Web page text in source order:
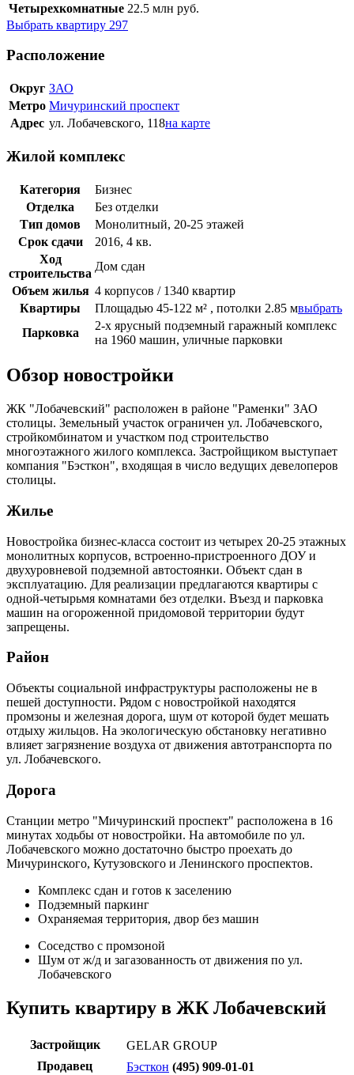
Четырехкомнатные 22.5 млн руб.
Выбрать квартиру 297
Расположение
Округ ЗАО
Метро Мичуринский проспект
Адрес ул. Лобачевского, 118на карте
Жилой комплекс
Категория
Бизнес
Отделка
Без отделки
Тип домов
Монолитный, 20-25 этажей
Срок сдачи
2016, 4 кв.
Ход
строительства
Дом сдан
Объем жилья 4 корпусов / 1340 квартир
Квартиры
Площадью 45-122 м² , потолки 2.85 мвыбрать
Парковка
2-х ярусный подземный гаражный комплекс
на 1960 машин, уличные парковки
Обзор новостройки
ЖК "Лобачевский" расположен в районе "Раменки" ЗАО
столицы. Земельный участок ограничен ул. Лобачевского,
стройкомбинатом и участком под строительство
многоэтажного жилого комплекса. Застройщиком выступает
компания "Бэсткон", входящая в число ведущих девелоперов
столицы.
Жилье
Новостройка бизнес-класса состоит из четырех 20-25 этажных
монолитных корпусов, встроенно-пристроенного ДОУ и
двухуровневой подземной автостоянки. Объект сдан в
эксплуатацию. Для реализации предлагаются квартиры с
одной-четырьмя комнатами без отделки. Въезд и парковка
машин на огороженной придомовой территории будут
запрещены.
Район
Объекты социальной инфраструктуры расположены не в
пешей доступности. Рядом с новостройкой находятся
промзоны и железная дорога, шум от которой будет мешать
отдыху жильцов. На экологическую обстановку негативно
влияет загрязнение воздуха от движения автотранспорта по
ул. Лобачевского.
Дорога
Станции метро "Мичуринский проспект" расположена в 16
минутах ходьбы от новостройки. На автомобиле по ул.
Лобачевского можно достаточно быстро проехать до
Мичуринского, Кутузовского и Ленинского проспектов.
Комплекс сдан и готов к заселению
Подземный паркинг
Охраняемая территория, двор без машин
Соседство с промзоной
Шум от ж/д и загазованность от движения по ул.
Лобачевского
Купить квартиру в ЖК Лобачевский
Застройщик
GELAR GROUP
Продавец
Бэсткон (495) 909-01-01